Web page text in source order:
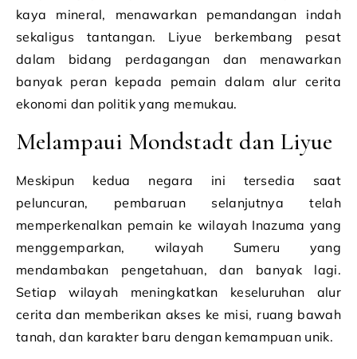
kaya mineral, menawarkan pemandangan indah
sekaligus tantangan. Liyue berkembang pesat
dalam bidang perdagangan dan menawarkan
banyak peran kepada pemain dalam alur cerita
ekonomi dan politik yang memukau.
Melampaui Mondstadt dan Liyue
Meskipun kedua negara ini tersedia saat
peluncuran, pembaruan selanjutnya telah
memperkenalkan pemain ke wilayah Inazuma yang
menggemparkan, wilayah Sumeru yang
mendambakan pengetahuan, dan banyak lagi.
Setiap wilayah meningkatkan keseluruhan alur
cerita dan memberikan akses ke misi, ruang bawah
tanah, dan karakter baru dengan kemampuan unik.